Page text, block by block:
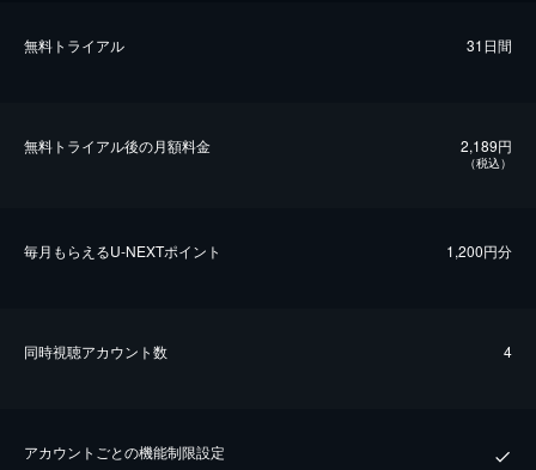
無料トライアル 31日間
無料トライアル後の⽉額料金 2,189円
（税込）
毎⽉もらえるU-NEXTポイント 1,200円分
同時視聴アカウント数 4
アカウントごとの機能制限設定